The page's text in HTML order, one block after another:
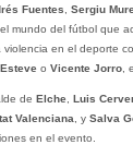
Fuentes, Sergiu
mundo del fútbol que
en el deporte
o Vicente Jorro,
de Elche, Luis
Valenciana, y Salva
en el evento.